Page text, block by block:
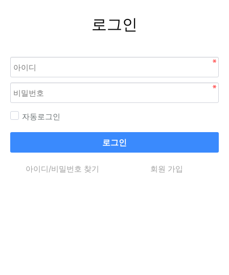
로그인
자동로그인
로그인
아이디/비밀번호 찾기 회원 가입